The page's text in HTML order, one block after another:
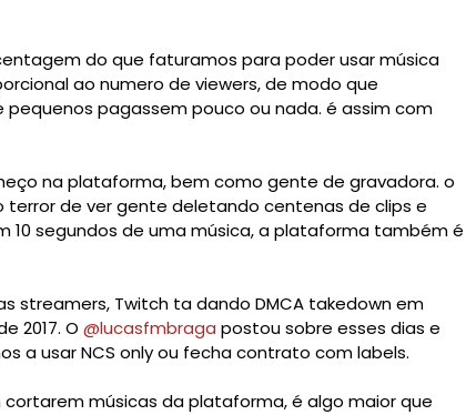
do que faturamos para poder usar música
ao numero de viewers, de modo que
pagassem pouco ou nada. é assim com
na plataforma, bem como gente de gravadora. o
terror de ver gente deletando centenas de clips e
10 segundos de uma música, a plataforma também é
streamers, Twitch ta dando DMCA takedown em
2017. O @lucasfmbraga postou sobre esses dias e
a usar NCS only ou fecha contrato com labels.
cortarem músicas da plataforma, é algo maior que